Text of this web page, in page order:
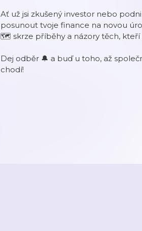
Ať už jsi zkušený investor nebo
posunout tvoje finance na novou
🗺️ skrze příběhy a názory těch, kteří
Dej odběr 🔔 a buď u toho, až
chodí!